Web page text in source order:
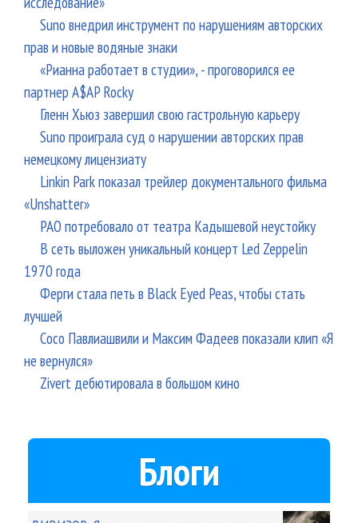
Suno внедрил инструмент по нарушениям авторских
прав и новые водяные знаки
«Рианна работает в студии», - проговорился ее
партнер A$AP Rocky
Гленн Хьюз завершил свою гастрольную карьеру
Suno проиграла суд о нарушении авторских прав
немецкому лицензиату
Linkin Park показал трейлер документального фильма
«Unshatter»
РАО потребовало от театра Кадышевой неустойку
В сеть выложен уникальный концерт Led Zeppelin
1970 года
Ферги стала петь в Black Eyed Peas, чтобы стать
лучшей
Сосо Павлиашвили и Максим Фадеев показали клип «Я
не вернулся»
Zivert дебютировала в большом кино
Блоги